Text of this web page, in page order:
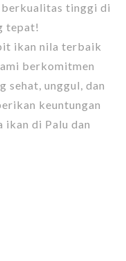
tinggi di
tepat!
ikan nila terbaik
berkomitmen
sehat, unggul, dan
keuntungan
ikan di Palu dan